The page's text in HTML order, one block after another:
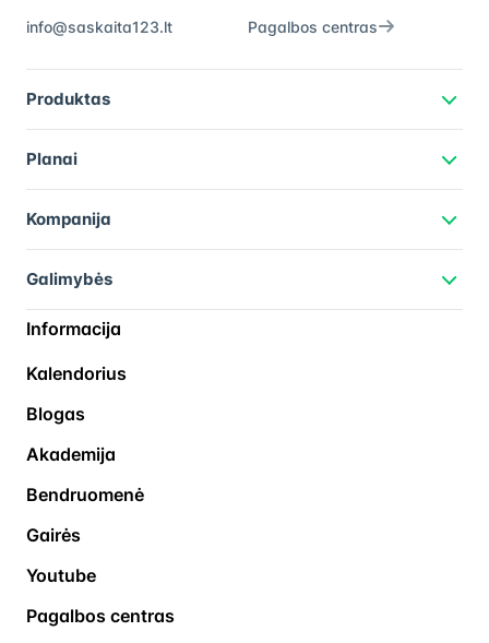
info@saskaita123.lt Pagalbos centras
Produktas
Planai
Kompanija
Galimybės
Informacija
Kalendorius
Blogas
Akademija
Bendruomenė
Gairės
Youtube
Pagalbos centras